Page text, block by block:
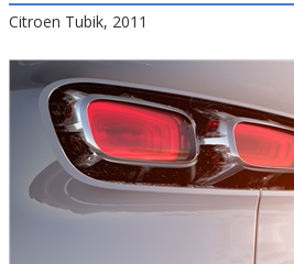
Citroen Tubik, 2011